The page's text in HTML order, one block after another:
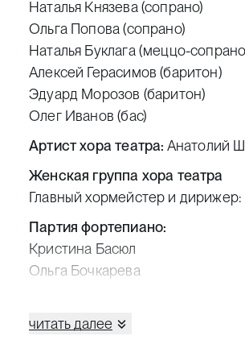
Наталья Князева (сопрано)
Ольга Попова (сопрано)
Наталья Буклага (меццо-
Алексей Герасимов (баритон)
Эдуард Морозов (баритон)
Олег Иванов (бас)
Артист хора театра: Анатолий
Женская группа хора театра
Главный хормейстер и
Партия фортепиано:
Кристина Басюл
Ольга Бочкарева
Жанна Исхакова
читать далее